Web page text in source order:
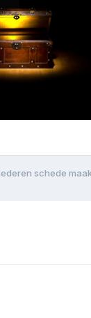
schede